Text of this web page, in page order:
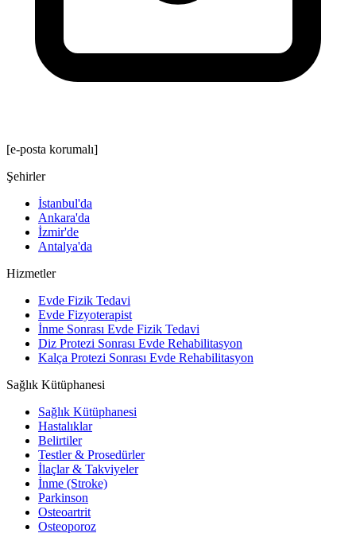
[e-posta korumalı]
Şehirler
İstanbul'da
Ankara'da
İzmir'de
Antalya'da
Hizmetler
Evde Fizik Tedavi
Evde Fizyoterapist
İnme Sonrası Evde Fizik Tedavi
Diz Protezi Sonrası Evde Rehabilitasyon
Kalça Protezi Sonrası Evde Rehabilitasyon
Sağlık Kütüphanesi
Sağlık Kütüphanesi
Hastalıklar
Belirtiler
Testler & Prosedürler
İlaçlar & Takviyeler
İnme (Stroke)
Parkinson
Osteoartrit
Osteoporoz